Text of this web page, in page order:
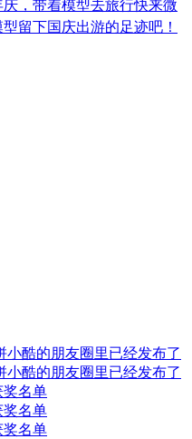
庆，带着模型去旅行快来微
留下国庆出游的足迹吧！
小酷的朋友圈里已经发布了
小酷的朋友圈里已经发布了
奖名单
奖名单
奖名单